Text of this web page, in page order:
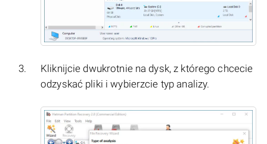
Kliknijcie dwukrotnie na dysk, z którego chcecie
odzyskać pliki i wybierzcie typ analizy.